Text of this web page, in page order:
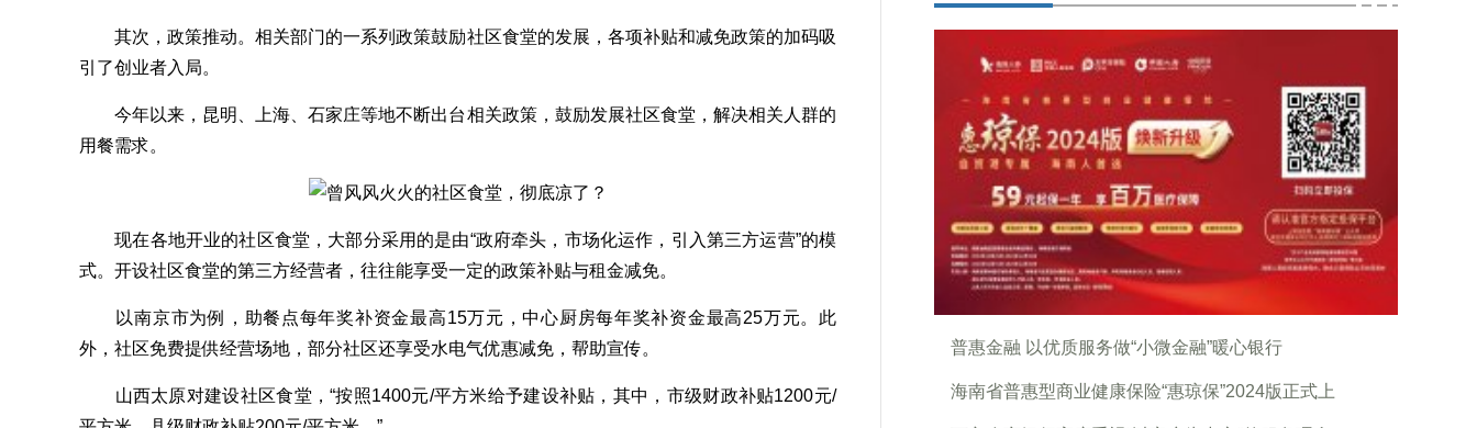
其次，政策推动。相关部门的一系列政策鼓励社区食堂的发展，各项补贴和减免政策的加码吸
引了创业者入局。
今年以来，昆明、上海、石家庄等地不断出台相关政策，鼓励发展社区食堂，解决相关人群的
用餐需求。
现在各地开业的社区食堂，大部分采用的是由“政府牵头，市场化运作，引入第三方运营”的模
式。开设社区食堂的第三方经营者，往往能享受一定的政策补贴与租金减免。
以南京市为例，助餐点每年奖补资金最高15万元，中心厨房每年奖补资金最高25万元。此
外，社区免费提供经营场地，部分社区还享受水电气优惠减免，帮助宣传。
山西太原对建设社区食堂，“按照1400元/平方米给予建设补贴，其中，市级财政补贴1200元/
普惠金融 以优质服务做“小微金融”暖心银行
海南省普惠型商业健康保险“惠琼保”2024版正式上